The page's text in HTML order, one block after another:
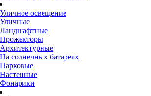
Уличное освещение
Уличные
Ландшафтные
Прожекторы
Архитектурные
На солнечных батареях
Парковые
Настенные
Фонарики